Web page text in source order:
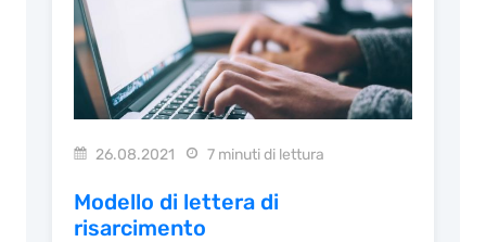
26.08.2021 7 minuti di lettura
Modello di lettera di
risarcimento